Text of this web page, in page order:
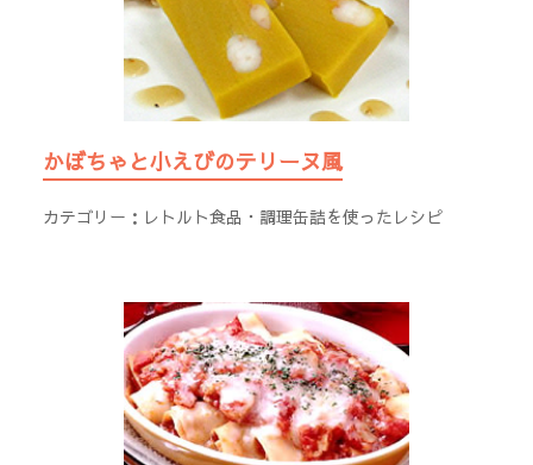
かぼちゃと小えびのテリーヌ風
カテゴリー： レトルト食品・調理缶詰を使ったレシピ